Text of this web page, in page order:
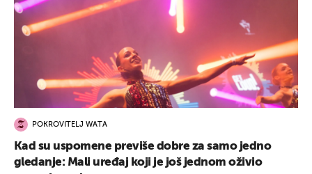
POKROVITELJ WATA
Kad su uspomene previše dobre za samo jedno
gledanje: Mali uređaj koji je još jednom oživio